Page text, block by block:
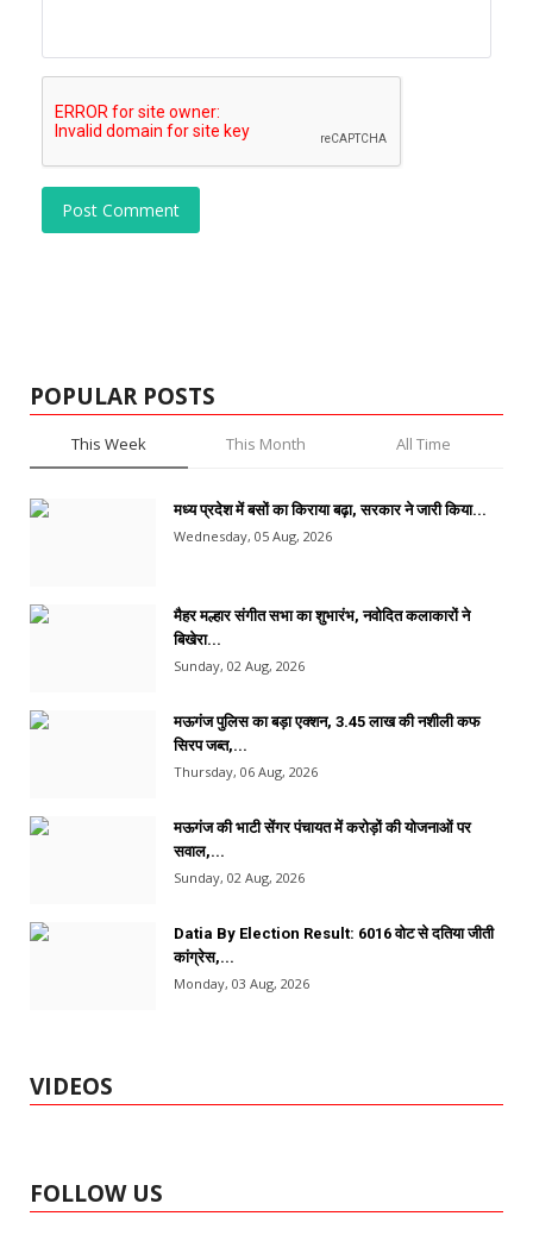
Post Comment
POPULAR POSTS
This Week This Month All Time
मध्य प्रदेश में बसों का किराया बढ़ा, सरकार ने जारी किया...
Wednesday, 05 Aug, 2026
मैहर मल्हार संगीत सभा का शुभारंभ, नवोदित कलाकारों ने
बिखेरा...
Sunday, 02 Aug, 2026
मऊगंज पुलिस का बड़ा एक्शन, 3.45 लाख की नशीली कफ
सिरप जब्त,...
Thursday, 06 Aug, 2026
मऊगंज की भाटी सेंगर पंचायत में करोड़ों की योजनाओं पर
सवाल,...
Sunday, 02 Aug, 2026
Datia By Election Result: 6016 वोट से दतिया जीती
कांग्रेस,...
Monday, 03 Aug, 2026
VIDEOS
FOLLOW US